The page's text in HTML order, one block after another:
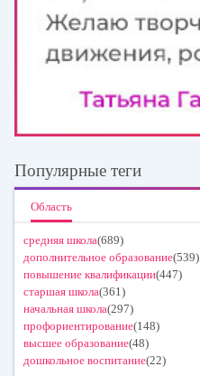
Популярные теги
Область
средняя школа(689)
дополнительное образование(539)
повышение квалификации(447)
старшая школа(361)
начальная школа(297)
профориентирование(148)
высшее образование(48)
дошкольное воспитание(22)